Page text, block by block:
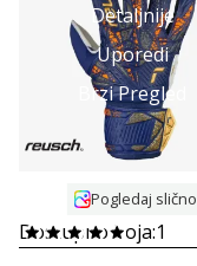
Detaljnije
Uporedi
Brzi Pregled
Pogledaj slično
Dostupno boja:1